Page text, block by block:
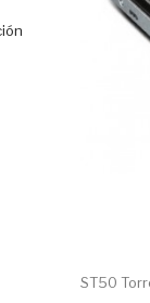
ST50